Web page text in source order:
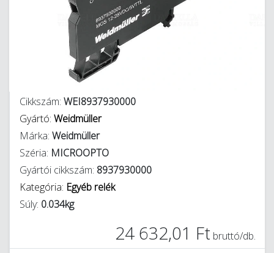
Cikkszám: WEI8937930000
Gyártó: Weidmüller
Márka: Weidmüller
Széria: MICROOPTO
Gyártói cikkszám: 8937930000
Kategória: Egyéb relék
Súly: 0.034kg
24 632,01 Ft bruttó/db.